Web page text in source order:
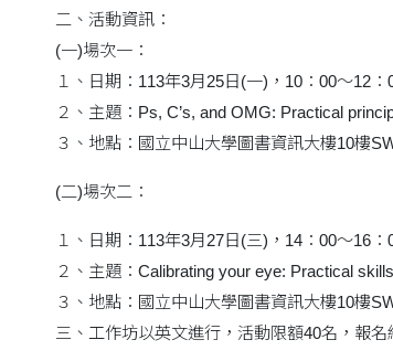
二、活動資訊：
(一)場次一：
１、日期：113年3月25日(一)，10：00～12：
２、主題：Ps, C’s, and OMG: Practical
３、地點：國立中山大學圖書資訊大樓10樓
(二)場次二：
１、日期：113年3月27日(三)，14：00～16：
２、主題：Calibrating your eye: Practical
３、地點：國立中山大學圖書資訊大樓10樓
三、工作坊以英文進行，活動限額40名，報